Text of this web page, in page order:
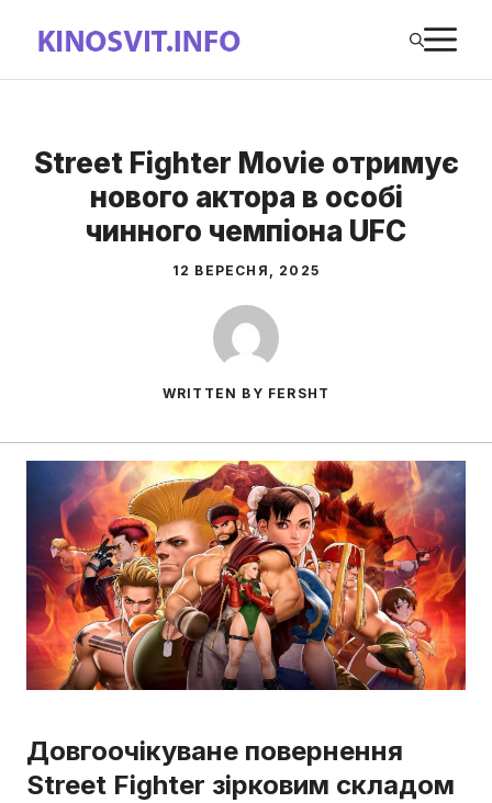
вмісту
Street Fighter Movie отримує
нового актора в особі
чинного чемпіона UFC
12 ВЕРЕСНЯ, 2025
WRITTEN BY FERSHT
Довгоочікуване повернення
Street Fighter зірковим складом